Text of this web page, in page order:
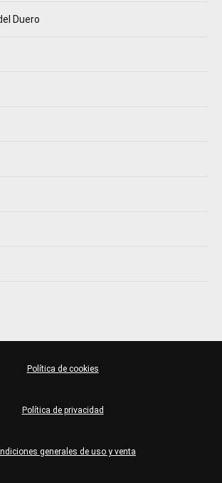
Duero
generales de uso y venta
Política de privacidad
Política de cookies